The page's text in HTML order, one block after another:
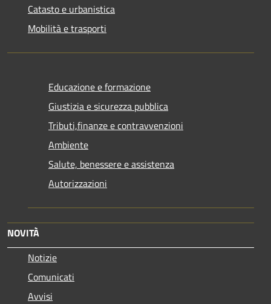
Catasto e urbanistica
Mobilità e trasporti
Educazione e formazione
Giustizia e sicurezza pubblica
Tributi,finanze e contravvenzioni
Ambiente
Salute, benessere e assistenza
Autorizzazioni
NOVITÀ
Notizie
Comunicati
Avvisi